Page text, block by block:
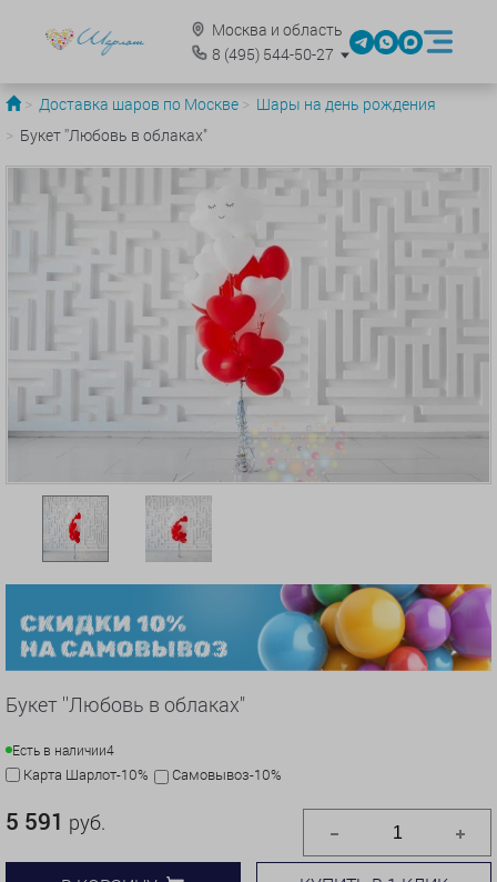
Москва и область
8 (495)544-50-27
Доставка шаров по Москве
Шары на день рождения
Букет ''Любовь в облаках"
Букет ''Любовь в облаках"
Есть в наличии4
Карта Шарлот-10% Самовывоз-10%
5 591 руб.